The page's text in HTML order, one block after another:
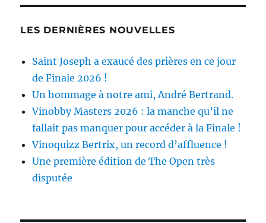
LES DERNIÈRES NOUVELLES
Saint Joseph a exaucé des prières en ce jour
de Finale 2026 !
Un hommage à notre ami, André Bertrand.
Vinobby Masters 2026 : la manche qu’il ne
fallait pas manquer pour accéder à la Finale !
Vinoquizz Bertrix, un record d’affluence !
Une première édition de The Open très
disputée